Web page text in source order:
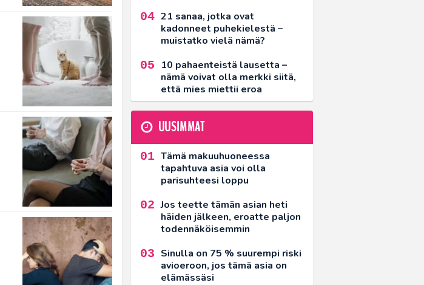
21 sanaa, jotka ovat
kadonneet puhekielestä –
muistatko vielä nämä?
10 pahaenteistä lausetta –
nämä voivat olla merkki siitä,
että mies miettii eroa
UUSIMMAT
Tämä makuuhuoneessa
tapahtuva asia voi olla
parisuhteesi loppu
Jos teette tämän asian heti
häiden jälkeen, eroatte paljon
todennäköisemmin
Sinulla on 75 % suurempi riski
avioeroon, jos tämä asia on
elämässäsi